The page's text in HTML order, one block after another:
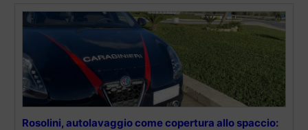
Rosolini, autolavaggio come copertura allo spaccio: